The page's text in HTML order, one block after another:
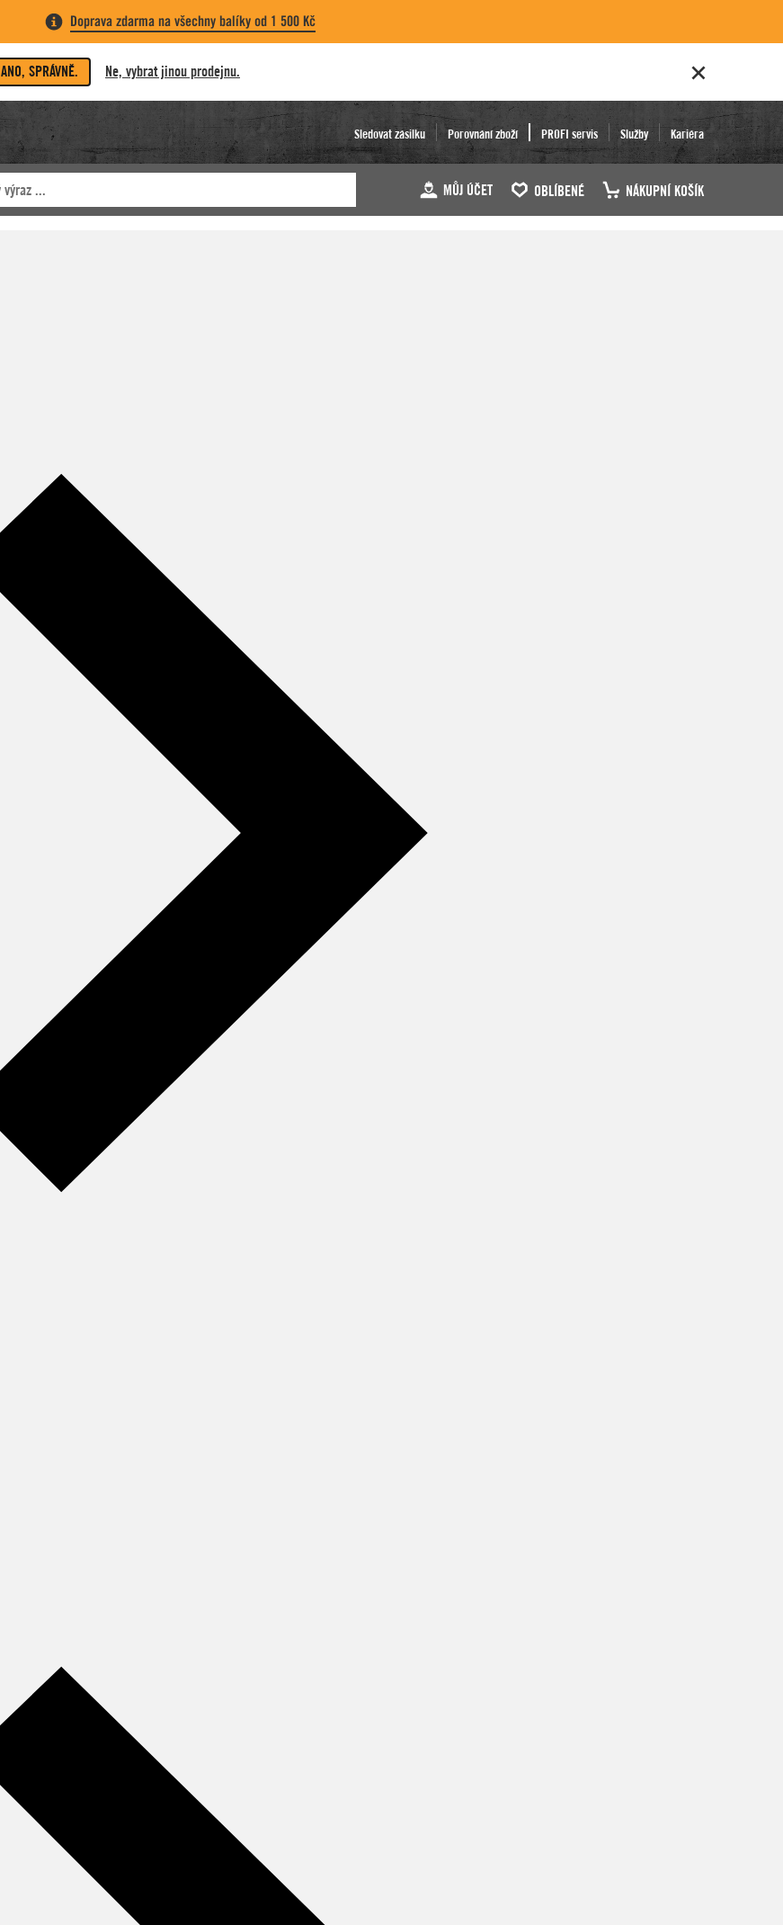
Doprava zdarma na všechny balíky od 1 500 Kč
ANO, SPRÁVNĚ. Ne, vybrat jinou prodejnu.
Sledovat zásilku Porovnání zboží PROFI servis Služby Kariéra
MŮJ ÚČET OBLÍBENÉ NÁKUPNÍ KOŠÍK